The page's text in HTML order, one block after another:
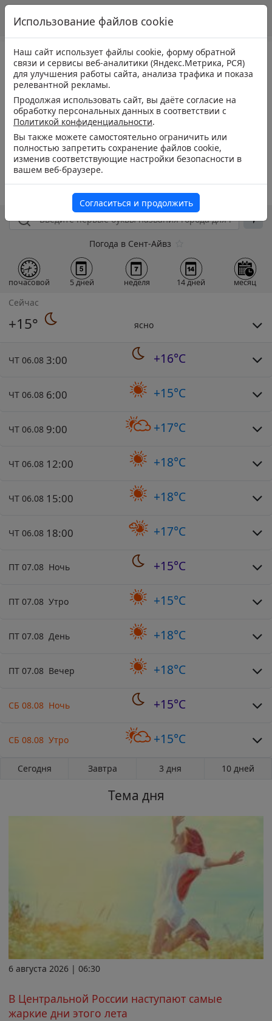
Погода в Сент-Айвз
почасовой 5 дней неделя 14 дней месяц
Сейчас
+15° ясно
ЧТ 06.08 3:00 +16°C
ЧТ 06.08 6:00 +15°C
ЧТ 06.08 9:00 +17°C
ЧТ 06.08 12:00 +18°C
ЧТ 06.08 15:00 +18°C
ЧТ 06.08 18:00 +17°C
ПТ 07.08 Ночь +15°C
ПТ 07.08 Утро +15°C
ПТ 07.08 День +18°C
ПТ 07.08 Вечер +18°C
СБ 08.08 Ночь +15°C
СБ 08.08 Утро +15°C
Сегодня Завтра 3 дня 10 дней
Тема дня
6 августа 2026 | 06:30
В Центральной России наступают самые
жаркие дни этого лета
Использование файлов cookie
Наш сайт использует файлы cookie, форму обратной
связи и сервисы веб-аналитики (Яндекс.Метрика, РСЯ)
для улучшения работы сайта, анализа трафика и показа
релевантной рекламы.
Продолжая использовать сайт, вы даёте согласие на
обработку персональных данных в соответствии с
Политикой конфиденциальности.
Вы также можете самостоятельно ограничить или
полностью запретить сохранение файлов cookie,
изменив соответствующие настройки безопасности в
вашем веб-браузере.
Согласиться и продолжить